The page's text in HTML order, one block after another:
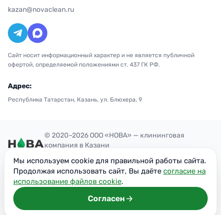
kazan@novaclean.ru
Сайт носит информационный характер и не является публичной
офертой, определяемой положениями ст. 437 ГК РФ.
Адрес:
Республика Татарстан, Казань, ул. Блюхера, 9
© 2020–2026 ООО «НОВА» — клининговая
компания в Казани
ОГРН: 1207700300851
ИНН: 7716949113
Мы используем cookie для правильной работы сайта.
Продолжая использовать сайт, Вы даёте согласие на
использование файлов cookie.
Согласен